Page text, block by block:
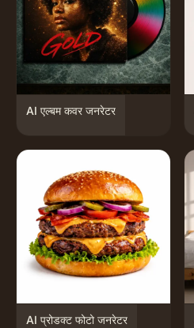
AI एल्बम कवर जनरेटर
AI प्रोडक्ट फोटो जनरेटर